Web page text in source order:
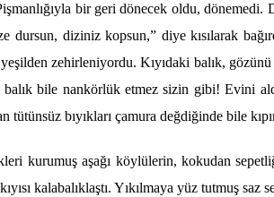
bir geri dönecek oldu, dönemedi.
dursun, diziniz kopsun,” diye kısılarak
zehirleniyordu. Kıyıdaki balık, gözünü
bile nankörlük etmez sizin gibi! Evini
tütünsüz bıyıkları çamura değdiğinde bile
kurumuş aşağı köylülerin, kokudan
kalabalıklaştı. Yıkılmaya yüz tutmuş